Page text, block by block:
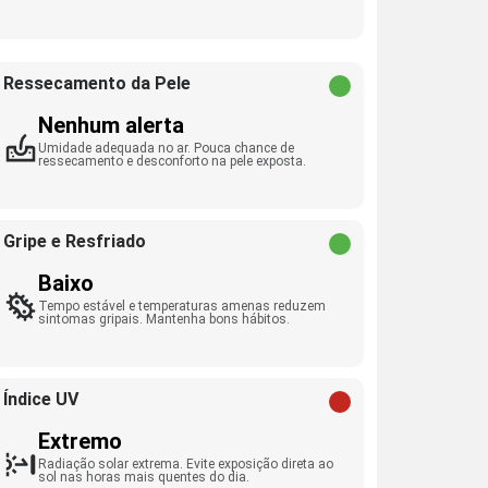
Ressecamento da Pele
Nenhum alerta
Umidade adequada no ar. Pouca chance de
ressecamento e desconforto na pele exposta.
Gripe e Resfriado
Baixo
Tempo estável e temperaturas amenas reduzem
sintomas gripais. Mantenha bons hábitos.
Índice UV
Extremo
Radiação solar extrema. Evite exposição direta ao
sol nas horas mais quentes do dia.